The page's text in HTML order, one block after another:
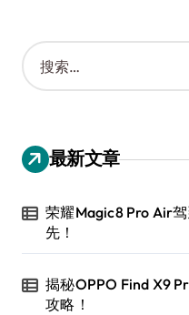
搜
索
：
最新文章
荣耀Magic8 Pro Air
先！
揭秘OPPO Find X9
攻略！